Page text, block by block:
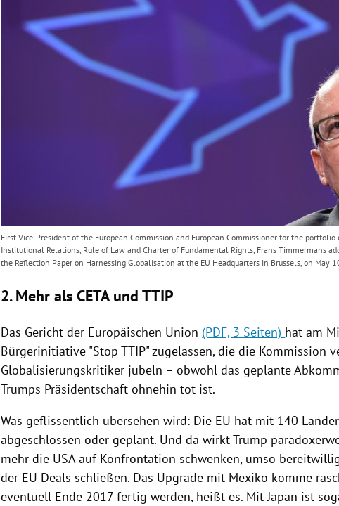
First Vice-President of the European Commission and European Commissioner for the
Institutional Relations, Rule of Law and Charter of Fundamental Rights, Frans Timmermans
the Reflection Paper on Harnessing Globalisation at the EU Headquarters in Brussels, on May
2. Mehr als CETA und TTIP
Das Gericht der Europäischen Union (PDF, 3 Seiten) hat am
Bürgerinitiative "StopTTIP" zugelassen, die die Kommission
Globalisierungskritiker jubeln – obwohl das geplante
Trumps Präsidentschaft ohnehin tot ist.
Was geflissentlich übersehen wird: Die EU hat mit 140
abgeschlossen oder geplant. Und da wirkt Trump
mehr die USAauf Konfrontation schwenken, umso
der EU Deals schließen. Das Upgrade mit Mexiko komme
eventuell Ende 2017 fertig werden, heißt es. MitJapan ist